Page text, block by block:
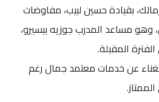
بقيادة حسين لبيب، مفاوضات
وهو مساعد المدرب جوزيه بيسيرو،
المقبلة.
عن خدمات معتمد جمال رغم